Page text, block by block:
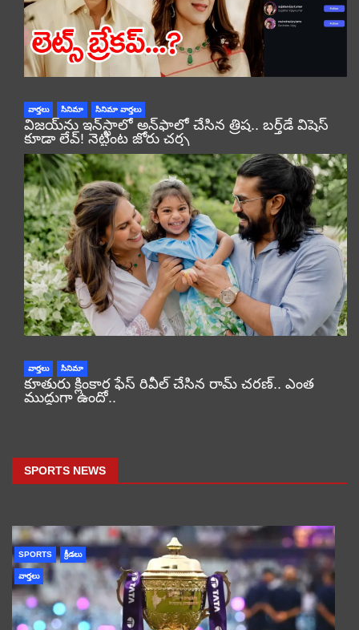
వార్తలు సినిమా సినిమా వార్తలు
విజయ్‌ను ఇన్‌స్టాలో అన్‌ఫాలో చేసిన త్రిష.. బర్త్‌డే విషెస్
కూడా లేవ్! నెట్టింట జోరు చర్చ
వార్తలు సినిమా
కూతురు క్లింకార ఫేస్ రివీల్ చేసిన రామ్ చరణ్.. ఎంత
ముద్దుగా ఉందో..
SPORTS NEWS
SPORTS క్రీడలు
వార్తలు